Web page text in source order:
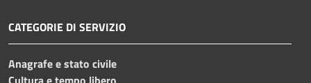
CATEGORIE DI SERVIZIO
Anagrafe e stato civile